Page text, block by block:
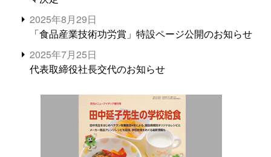
2025年8月29日
「食品産業技術功労賞」特設ページ公開のお知らせ
2025年7月25日
代表取締役社長交代のお知らせ